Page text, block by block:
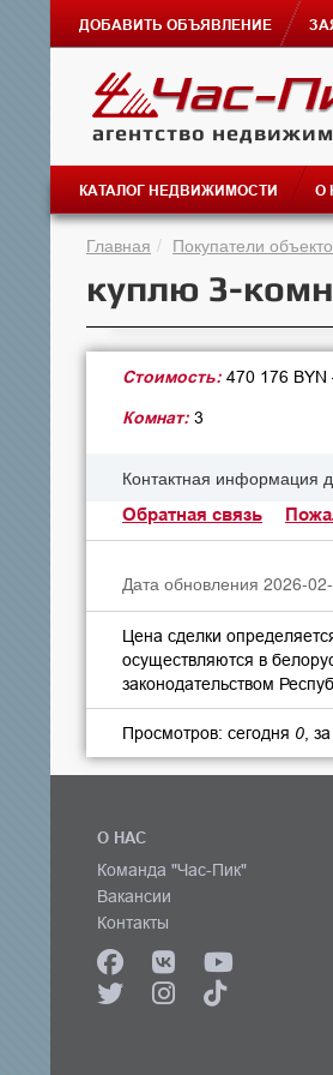
ДОБАВИТЬ ОБЪЯВЛЕНИЕ
агентство
КАТАЛОГ НЕДВИЖИМОСТИ О
Главная Покупатели
куплю 3-
Стоимость: 470 176
Комнат: 3
Контактная информация
Обратная связь
Дата обновления 2026-
Цена сделки
осуществляются в
законодательством
Просмотров: сегодня 0 ,
О НАС
Команда "Час-Пик"
Вакансии
Контакты